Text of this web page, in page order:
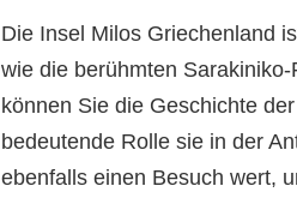
Die Insel Milos Griechenland
wie die berühmten
können Sie die Geschichte
bedeutende Rolle sie in der
ebenfalls einen Besuch wert,